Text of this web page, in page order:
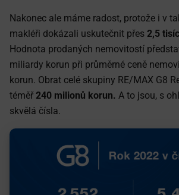
Nakonec ale máme radost, protože i v
makléři dokázali uskutečnit přes 2,5
Hodnota prodaných nemovitostí
miliardy korun při průměrné ceně
korun. Obrat celé skupiny RE/MAX G8
téměř 240 milionů korun. A to jsou, s
skvělá čísla.